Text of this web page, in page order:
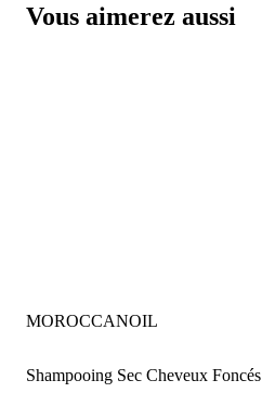
Vous aimerez aussi
MOROCCANOIL
Shampooing Sec Cheveux Foncés